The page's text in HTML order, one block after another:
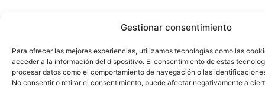
Gestionar consentimiento
Para ofrecer las mejores experiencias, utilizamos tecnologías como las
acceder a la información del dispositivo. El consentimiento de estas
procesar datos como el comportamiento de navegación o las
No consentir o retirar el consentimiento, puede afectar negativamente a